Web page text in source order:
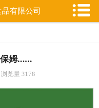
有限公司
姆......
览量 3178